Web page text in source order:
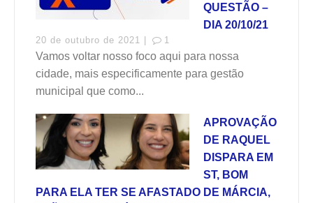
QUESTÃO –
DIA 20/10/21
20 de outubro de 2021 | 1
Vamos voltar nosso foco aqui para nossa
cidade, mais especificamente para gestão
municipal que como...
APROVAÇÃO
DE RAQUEL
DISPARA EM
ST, BOM
PARA ELA TER SE AFASTADO DE MÁRCIA,